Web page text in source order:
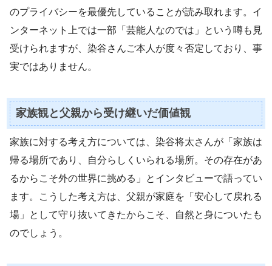
のプライバシーを最優先していることが読み取れます。イ
ンターネット上では一部「芸能人なのでは」という噂も見
受けられますが、染谷さんご本人が度々否定しており、事
実ではありません。
家族観と父親から受け継いだ価値観
家族に対する考え方については、染谷将太さんが「家族は
帰る場所であり、自分らしくいられる場所。その存在があ
るからこそ外の世界に挑める」とインタビューで語ってい
ます。こうした考え方は、父親が家庭を「安心して戻れる
場」として守り抜いてきたからこそ、自然と身についたも
のでしょう。